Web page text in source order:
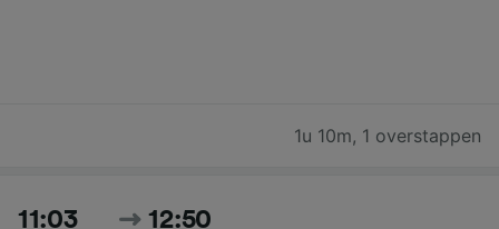
1u 10m, 1 overstappen
11:03 12:50